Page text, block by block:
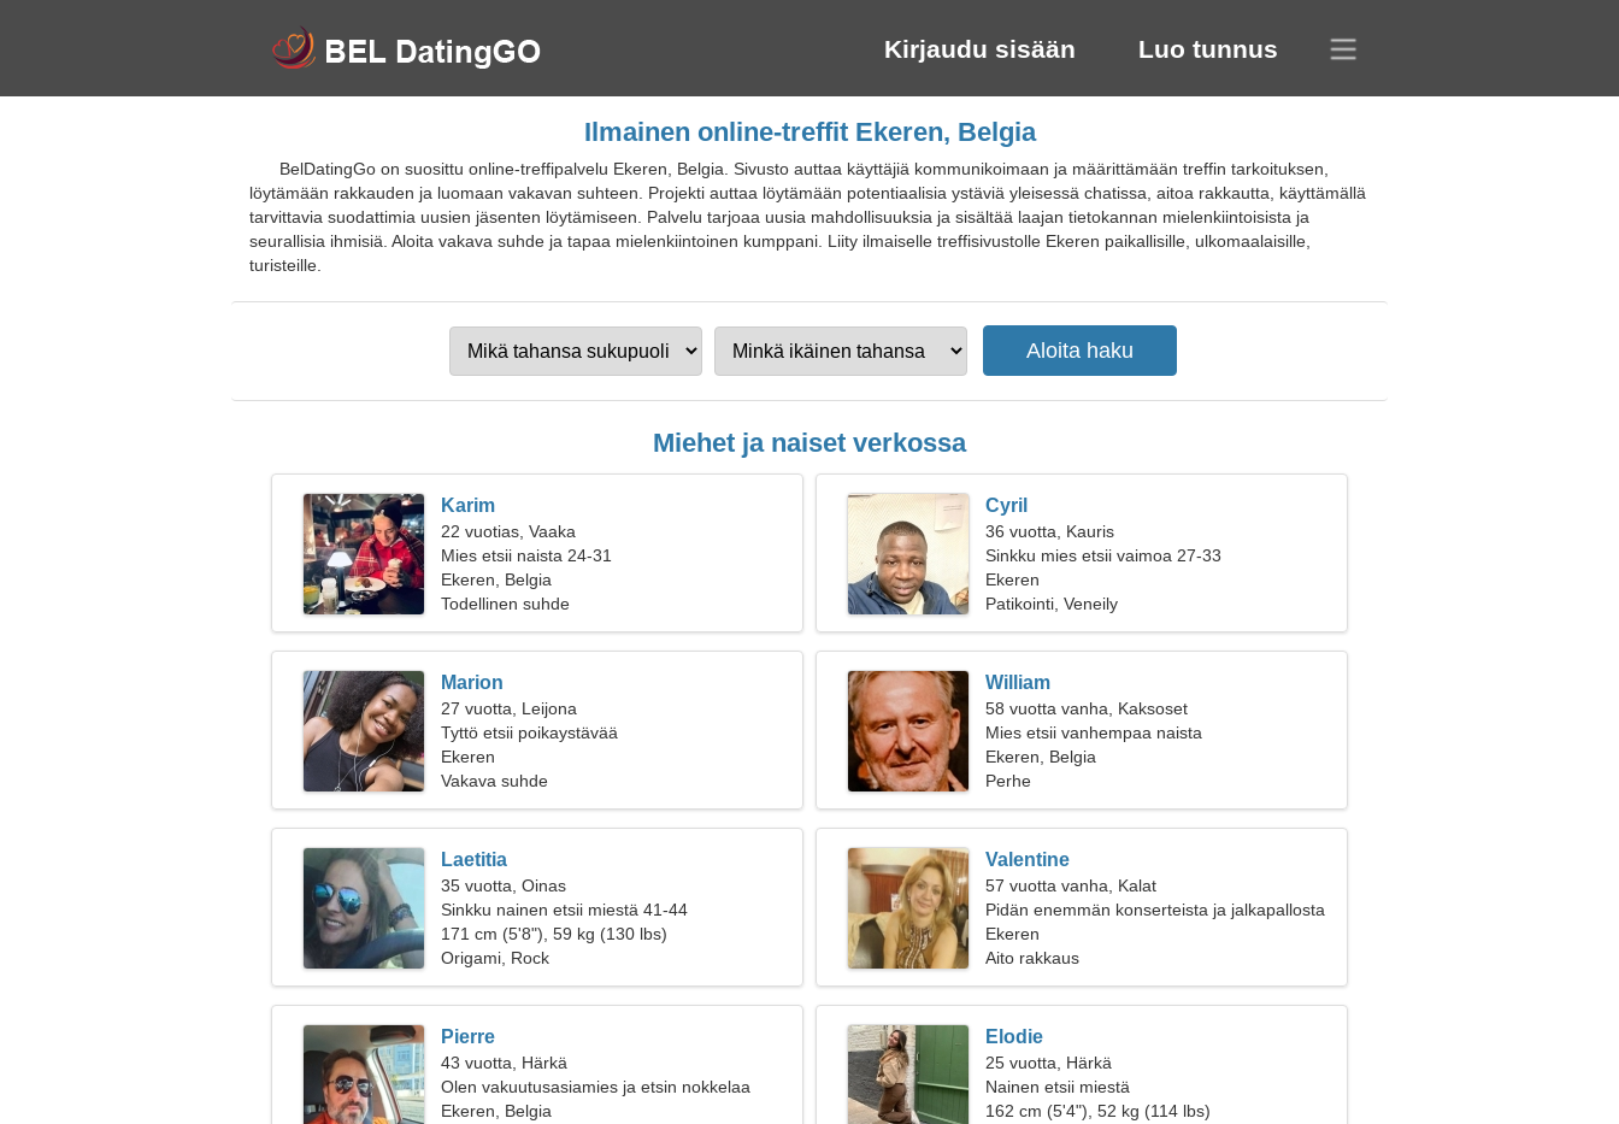
Kirjaudu sisään Luo tunnus
Ilmainen online-treffit Ekeren, Belgia
BelDatingGo on suosittu online-treffipalvelu Ekeren, Belgia. Sivusto auttaa käyttäjiä kommunikoimaan ja määrittämään treffin tarkoituksen,
löytämään rakkauden ja luomaan vakavan suhteen. Projekti auttaa löytämään potentiaalisia ystäviä yleisessä chatissa, aitoa rakkautta, käyttämällä
tarvittavia suodattimia uusien jäsenten löytämiseen. Palvelu tarjoaa uusia mahdollisuuksia ja sisältää laajan tietokannan mielenkiintoisista ja
seurallisia ihmisiä. Aloita vakava suhde ja tapaa mielenkiintoinen kumppani. Liity ilmaiselle treffisivustolle Ekeren paikallisille, ulkomaalaisille,
turisteille.
Miehet ja naiset verkossa
Karim
22 vuotias, Vaaka
Mies etsii naista 24-31
Ekeren, Belgia
Todellinen suhde
Cyril
36 vuotta, Kauris
Sinkku mies etsii vaimoa 27-33
Ekeren
Patikointi, Veneily
Marion
27 vuotta, Leijona
Tyttö etsii poikaystävää
Ekeren
Vakava suhde
William
58 vuotta vanha, Kaksoset
Mies etsii vanhempaa naista
Ekeren, Belgia
Perhe
Laetitia
35 vuotta, Oinas
Sinkku nainen etsii miestä 41-44
171 cm (5'8"), 59 kg (130 lbs)
Origami, Rock
Valentine
57 vuotta vanha, Kalat
Pidän enemmän konserteista ja jalkapallosta
Ekeren
Aito rakkaus
Pierre
43 vuotta, Härkä
Olen vakuutusasiamies ja etsin nokkelaa
naista
Ekeren, Belgia
Elodie
25 vuotta, Härkä
Nainen etsii miestä
162 cm (5'4"), 52 kg (114 lbs)